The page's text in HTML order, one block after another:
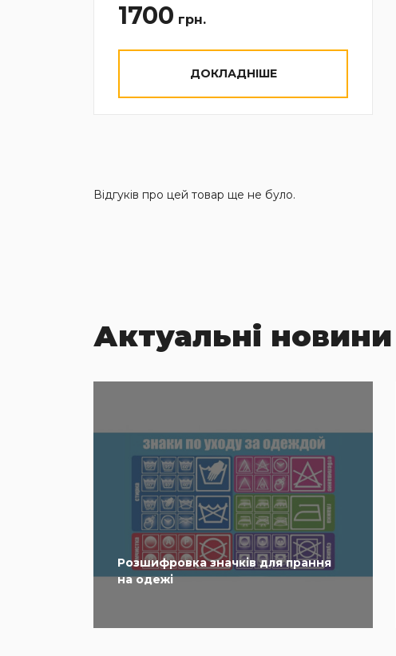
1700 грн.
ДОКЛАДНІШЕ
Відгуків про цей товар ще не було.
Актуальні новини
Розшифровка значків для прання
на одежі